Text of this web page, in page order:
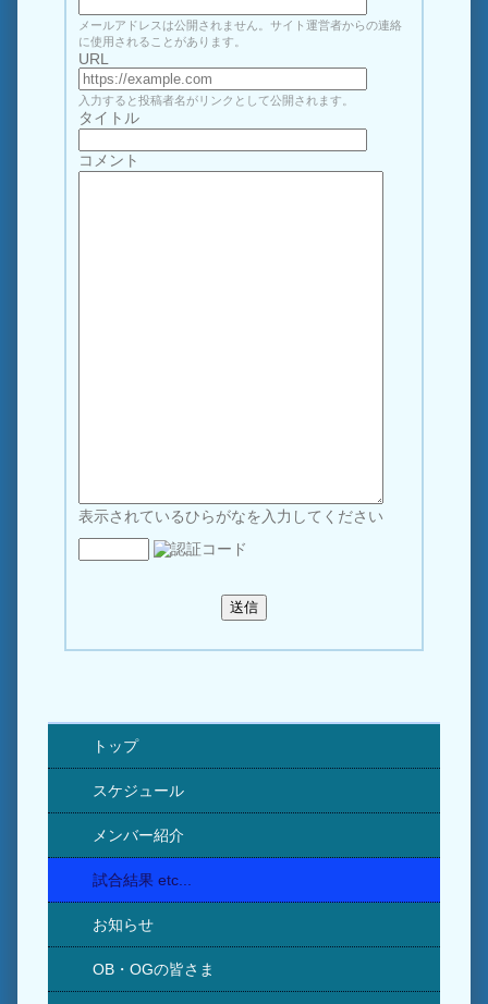
メールアドレスは公開されません。サイト運営者からの連絡
に使用されることがあります。
URL
入力すると投稿者名がリンクとして公開されます。
タイトル
コメント
表示されているひらがなを入力してください
トップ
スケジュール
メンバー紹介
試合結果 etc...
お知らせ
OB・OGの皆さま